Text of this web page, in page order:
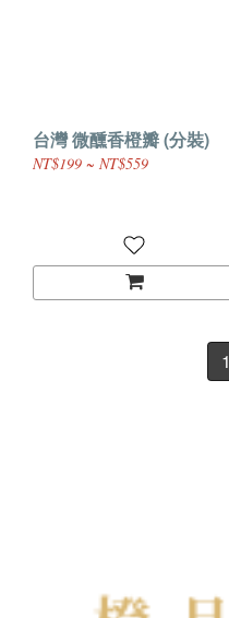
台灣 微醺香橙瓣 (分裝)
NT$199 ~ NT$559
1